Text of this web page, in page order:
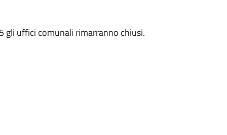
gli uffici comunali rimarranno chiusi.